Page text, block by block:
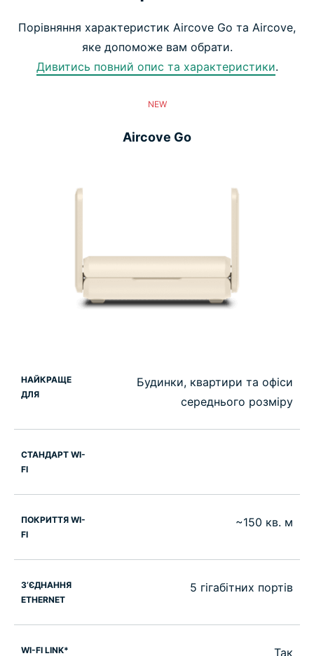
Порівняння характеристик Aircove Go та Aircove,
яке допоможе вам обрати.
Дивитись повний опис та характеристики.
NEW
Aircove Go
НАЙКРАЩЕ
ДЛЯ
Будинки, квартири та офіси
середнього розміру
СТАНДАРТ WI-
FI
ПОКРИТТЯ WI-
FI
~150 кв. м
З’ЄДНАННЯ
ETHERNET
5 гігабітних портів
WI-FI LINK* Так